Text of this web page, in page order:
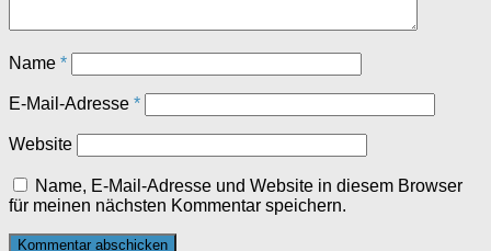
Name *
E-Mail-Adresse *
Website
Name, E-Mail-Adresse und Website in diesem Browser
für meinen nächsten Kommentar speichern.